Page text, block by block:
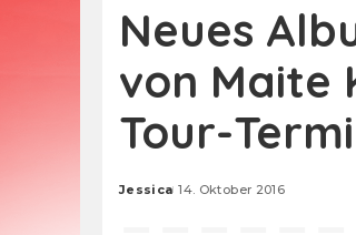
Neues
von Maite
Tour-
Posted
Jessica 14. Oktober 2016